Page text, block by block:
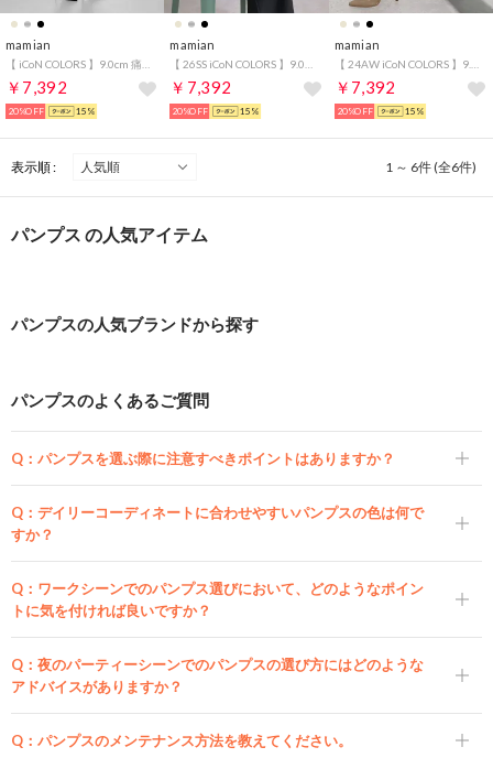
mamian
￥7,392
20%OFF 15%
mamian
￥7,392
20%OFF 15%
mamian
￥7,392
20%OFF 15%
表示順 : 1 ～ 6件 (全6件)
パンプス の人気アイテム
パンプスの人気ブランドから探す
パンプスのよくあるご質問
Q： パンプスを選ぶ際に注意すべきポイントはありますか？
Q： デイリーコーディネートに合わせやすいパンプスの色は何で
すか？
Q： ワークシーンでのパンプス選びにおいて、どのようなポイン
トに気を付ければ良いですか？
Q： 夜のパーティーシーンでのパンプスの選び方にはどのような
アドバイスがありますか？
Q： パンプスのメンテナンス方法を教えてください。